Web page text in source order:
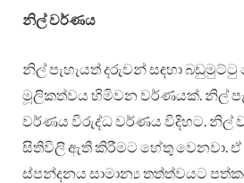
නිල්වර්ණය
නිල් පැහැයත් දරුවන් සඳහා බඩුමුට්ටු
මූලිකත්වය හිමිවන වර්ණයක්. නිල්
වර්ණය විරුද්ධ වර්ණය විදිහට. නිල්
සිතිවිලි ඇති කිරීමට හේතු වෙනවා. ඒ
ස්පන්දනය සාමාන්‍ය තත්ත්වයට